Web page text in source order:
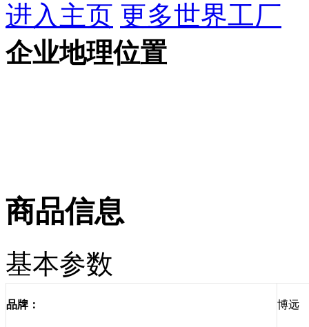
进入主页 更多世界工厂
企业地理位置
商品信息
基本参数
品牌： 博远